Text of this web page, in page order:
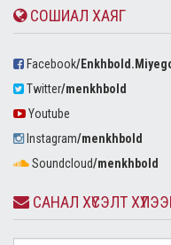
СОШИАЛ ХАЯГ
Facebook/
Twitter/menkhbold
Youtube
Instagram/menkhbold
Soundcloud/menkhbold
САНАЛ ХҮСЭЛТ